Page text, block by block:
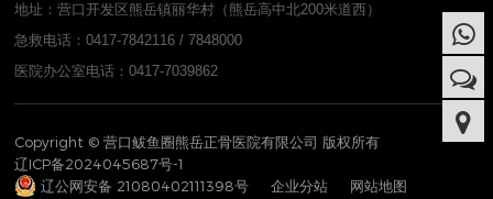
Copyright © 营口鲅鱼圈熊岳正骨医院有限公司 版权所有
辽ICP备2024045687号-1
辽公网安备 21080402111398号
企业分站 网站地图
地址：营口开发区熊岳镇丽华村（熊岳高中北200米道西）
急救电话：0417-7842116 / 7848000
医院办公室电话：0417-7039862